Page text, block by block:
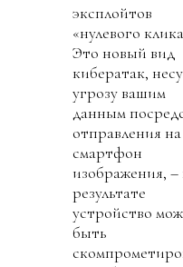
эксплойтов
«нулевого
Это новый вид
кибератак,
угрозу вашим
данным
отправления
смартфон
изображения, –
результате
устройство
быть